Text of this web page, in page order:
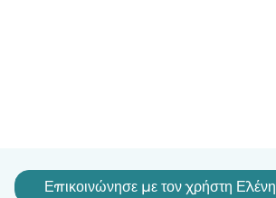
Επικοινώνησε με τον χρήστη Ελένη